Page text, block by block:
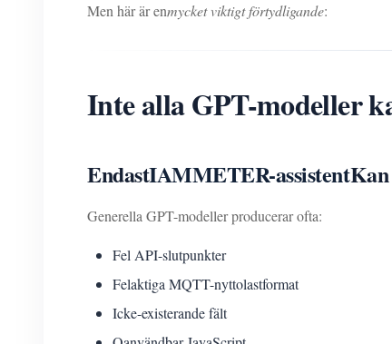
Men här är enmycket viktigt förtydligande:
Inte alla GPT-modeller
EndastIAMMETER-assistent
Generella GPT-modeller producerar ofta:
Fel API-slutpunkter
Felaktiga MQTT-nyttolastformat
Icke-existerande fält